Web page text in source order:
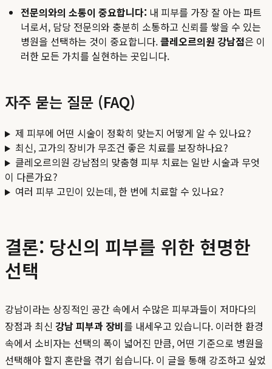
전문의와의 소통이 중요합니다: 내 피부를 가장 잘 아는 파트
너로서, 담당 전문의와 충분히 소통하고 신뢰를 쌓을 수 있는
병원을 선택하는 것이 중요합니다.클레오르의원 강남점은 이
러한 모든 가치를 실현하는 곳입니다.
자주 묻는 질문 (FAQ)
제 피부에 어떤 시술이 정확히 맞는지 어떻게 알 수 있나요?
최신, 고가의 장비가 무조건 좋은 치료를 보장하나요?
클레오르의원 강남점의 맞춤형 피부 치료는 일반 시술과 무엇
이 다른가요?
여러 피부 고민이 있는데, 한 번에 치료할 수 있나요?
결론: 당신의 피부를 위한 현명한
선택
강남이라는 상징적인 공간 속에서 수많은 피부과들이 저마다의
장점과 최신 강남 피부과 장비를 내세우고 있습니다. 이러한 환경
속에서 소비자는 선택의 폭이 넓어진 만큼, 어떤 기준으로 병원을
선택해야 할지 혼란을 겪기 쉽습니다. 이 글을 통해 강조하고 싶었